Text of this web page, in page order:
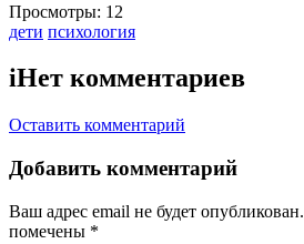
Просмотры: 12
Тэги:
дети психология
iНет комментариев
Оставить комментарий
Добавить комментарий
Ваш адрес email не будет опубликован.
помечены *